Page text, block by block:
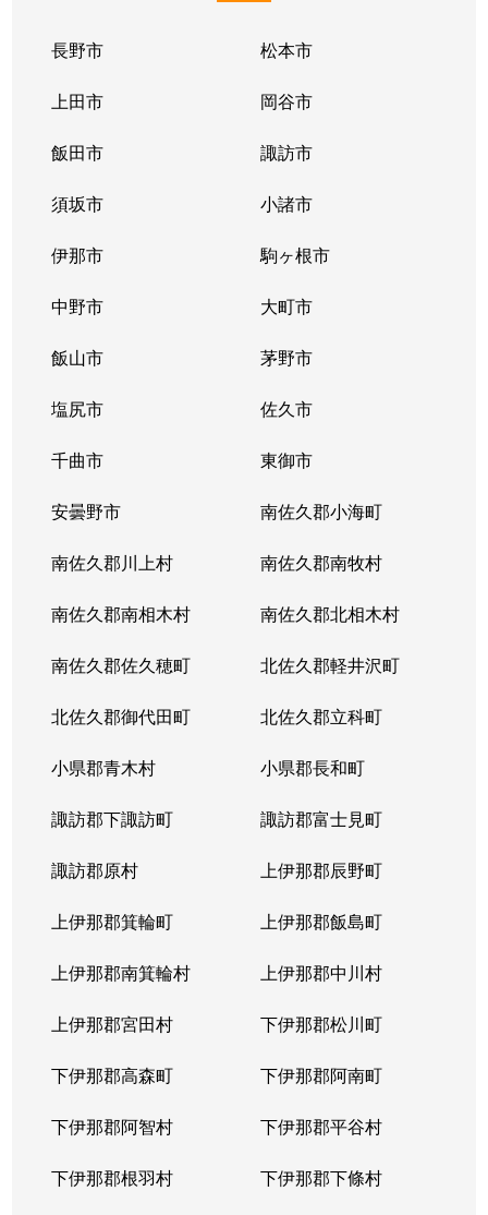
長野市 松本市
上田市 岡谷市
飯田市 諏訪市
須坂市 小諸市
伊那市 駒ヶ根市
中野市 大町市
飯山市 茅野市
塩尻市 佐久市
千曲市 東御市
安曇野市 南佐久郡小海町
南佐久郡川上村 南佐久郡南牧村
南佐久郡南相木村 南佐久郡北相木村
南佐久郡佐久穂町 北佐久郡軽井沢町
北佐久郡御代田町 北佐久郡立科町
小県郡青木村 小県郡長和町
諏訪郡下諏訪町 諏訪郡富士見町
諏訪郡原村 上伊那郡辰野町
上伊那郡箕輪町 上伊那郡飯島町
上伊那郡南箕輪村 上伊那郡中川村
上伊那郡宮田村 下伊那郡松川町
下伊那郡高森町 下伊那郡阿南町
下伊那郡阿智村 下伊那郡平谷村
下伊那郡根羽村 下伊那郡下條村